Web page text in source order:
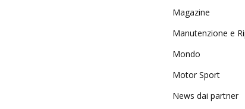
Magazine
Manutenzione e
Mondo
Motor Sport
News dai partner